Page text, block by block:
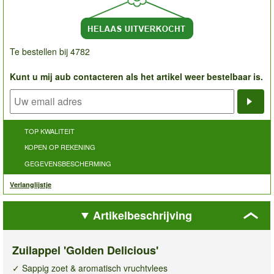
Te bestellen bij 4782
Kunt u mij aub contacteren als het artikel weer bestelbaar is.
TOP KWALITEIT
KOPEN OP REKENING
GEGEVENSBESCHERMING
Verlanglijstje
Artikelbeschrijving
Zuilappel 'Golden Delicious'
✓ Sappig zoet & aromatisch vruchtvlees